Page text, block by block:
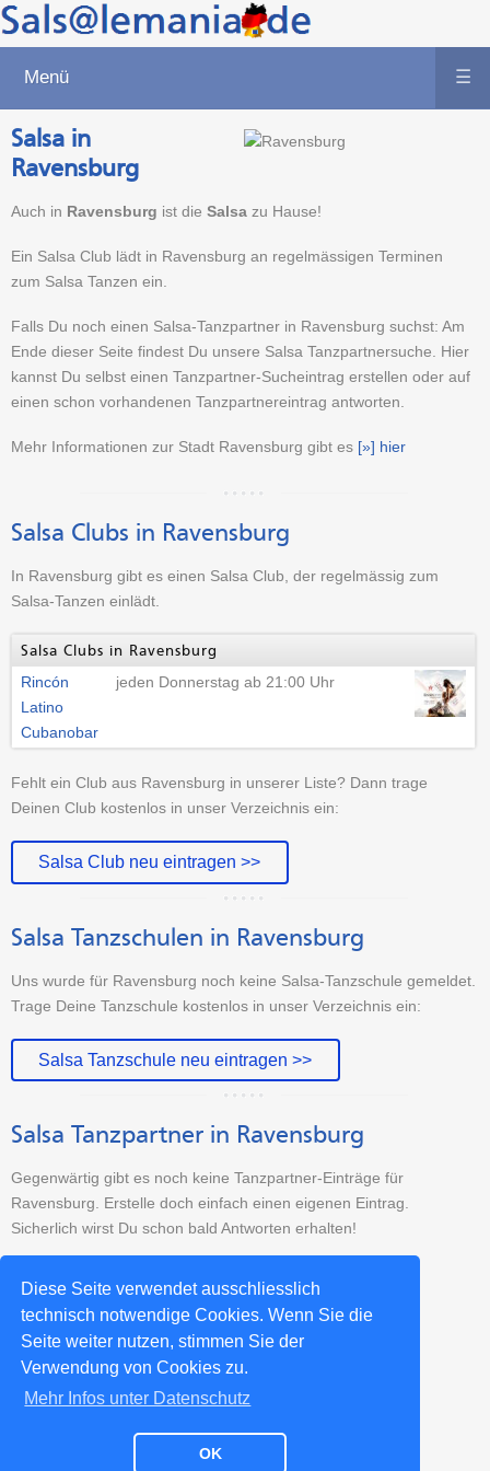
Diese Seite verwendet ausschliesslich
technisch notwendige Cookies. Wenn Sie die
Seite weiter nutzen, stimmen Sie der
Verwendung von Cookies zu.
Mehr Infos unter Datenschutz
OK
Menü ☰
Salsa in
Ravensburg
Auch in Ravensburg ist die Salsa zu Hause!
Ein Salsa Club lädt in Ravensburg an regelmässigen Terminen
zum Salsa Tanzen ein.
Falls Du noch einen Salsa-Tanzpartner in Ravensburg suchst: Am
Ende dieser Seite findest Du unsere Salsa Tanzpartnersuche. Hier
kannst Du selbst einen Tanzpartner-Sucheintrag erstellen oder auf
einen schon vorhandenen Tanzpartnereintrag antworten.
Mehr Informationen zur Stadt Ravensburg gibt es [»] hier
Salsa Clubs in Ravensburg
In Ravensburg gibt es einen Salsa Club, der regelmässig zum
Salsa-Tanzen einlädt.
Salsa Clubs in Ravensburg
Rincón
Latino
Cubanobar
jeden Donnerstag ab 21:00 Uhr
Fehlt ein Club aus Ravensburg in unserer Liste? Dann trage
Deinen Club kostenlos in unser Verzeichnis ein:
Salsa Club neu eintragen >>
Salsa Tanzschulen in Ravensburg
Uns wurde für Ravensburg noch keine Salsa-Tanzschule gemeldet.
Trage Deine Tanzschule kostenlos in unser Verzeichnis ein:
Salsa Tanzschule neu eintragen >>
Salsa Tanzpartner in Ravensburg
Gegenwärtig gibt es noch keine Tanzpartner-Einträge für
Ravensburg. Erstelle doch einfach einen eigenen Eintrag.
Sicherlich wirst Du schon bald Antworten erhalten!
Tanzpartner-Sucheintrag erstellen >>
Weitere Salsa-Städte >>
Datenschutz